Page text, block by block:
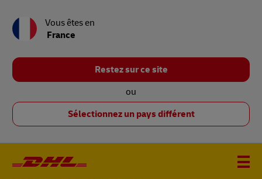
Vous êtes en
France
Restez sur ce site
ou
Sélectionnez un pays différent